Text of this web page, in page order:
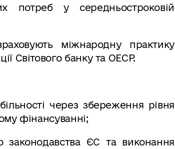
потреб у середньостроковій
міжнародну практику
Світового банку та ОЕСР.
через збереження рівня
фінансуванні;
законодавства ЄС та виконання